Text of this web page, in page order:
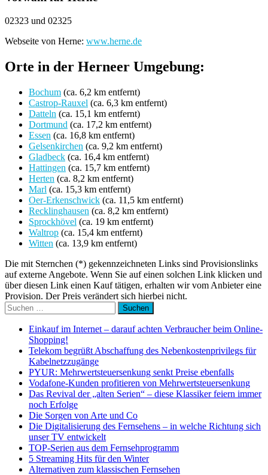
02323 und 02325
Webseite von Herne: www.herne.de
Orte in der Herneer Umgebung:
Bochum (ca. 6,2 km entfernt)
Castrop-Rauxel (ca. 6,3 km entfernt)
Datteln (ca. 15,1 km entfernt)
Dortmund (ca. 17,2 km entfernt)
Essen (ca. 16,8 km entfernt)
Gelsenkirchen (ca. 9,2 km entfernt)
Gladbeck (ca. 16,4 km entfernt)
Hattingen (ca. 15,7 km entfernt)
Herten (ca. 8,2 km entfernt)
Marl (ca. 15,3 km entfernt)
Oer-Erkenschwick (ca. 11,5 km entfernt)
Recklinghausen (ca. 8,2 km entfernt)
Sprockhövel (ca. 19 km entfernt)
Waltrop (ca. 15,4 km entfernt)
Witten (ca. 13,9 km entfernt)
Die mit Sternchen (*) gekennzeichneten Links sind Provisionslinks
auf externe Angebote. Wenn Sie auf einen solchen Link klicken und
über diesen Link einen Kauf tätigen, erhalten wir vom Anbieter eine
Provision. Der Preis verändert sich hierbei nicht.
Suchen
nach:
Einkauf im Internet – darauf achten Verbraucher beim Online-
Shopping!
Telekom begrüßt Abschaffung des Nebenkostenprivilegs für
Kabelnetzzugänge
PYUR: Mehrwertsteuersenkung senkt Preise ebenfalls
Vodafone-Kunden profitieren von Mehrwertsteuersenkung
Das Revival der „alten Serien“ – diese Klassiker feiern immer
noch Erfolge
Die Sorgen von Arte und Co
Die Digitalisierung des Fernsehens – in welche Richtung sich
unser TV entwickelt
TOP-Serien aus dem Fernsehprogramm
5 Streaming Hits für den Winter
Alternativen zum klassischen Fernsehen